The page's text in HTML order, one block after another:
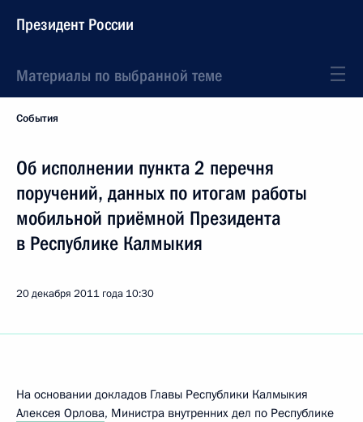
Президент России
Материалы по выбранной теме
События
Об исполнении пункта 2 перечня
поручений, данных по итогам работы
мобильной приёмной Президента
в Республике Калмыкия
20 декабря 2011 года 10:30
На основании докладов Главы Республики Калмыкия
Алексея Орлова, Министра внутренних дел по Республике